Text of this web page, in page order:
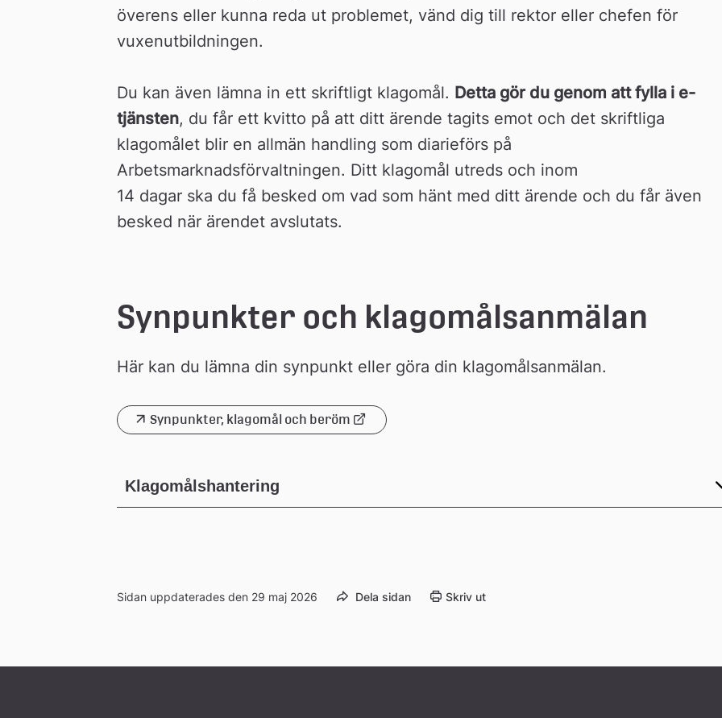
överens eller kunna reda ut problemet, vänd dig till rektor eller chefen för
vuxenutbildningen.
Du kan även lämna in ett skriftligt klagomål. Detta gör du genom att fylla i e-
tjänsten, du får ett kvitto på att ditt ärende tagits emot och det skriftliga
klagomålet blir en allmän handling som diarieförs på
Arbetsmarknadsförvaltningen. Ditt klagomål utreds och inom
14 dagar ska du få besked om vad som hänt med ditt ärende och du får även
besked när ärendet avslutats.
Synpunkter och klagomålsanmälan
Här kan du lämna din synpunkt eller göra din klagomålsanmälan.
Synpunkter, klagomål och beröm
Länk
Klagomålshantering
Sidan uppdaterades den 29 maj 2026 Dela sidan Skriv ut